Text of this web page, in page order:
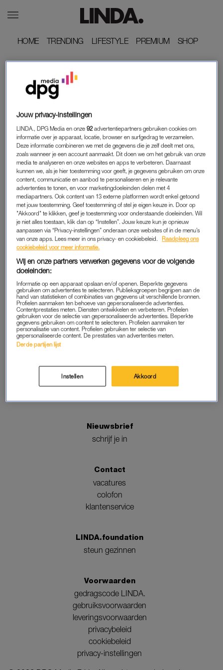
HOME
HOME TRENDING
TRENDING LIFESTYLE
LIFESTYLE PREMIUM
PREMIUM SHOP
SHOP
Bestelhierde nieuwste LINDA. (gratis thuisbezorgd)
Je kunt nummers van LINDA. en de LINDA. specials tot
maximaal een jaar na verschijningsdatum nabestellen.
Je kunt ook contact opnemen met de LINDA.
klantenservice via:
020 – 808 87 24 (maandag-vrijdag tussen 09.00 en 18.00).
Nog dieper graven in het archief?
Nummers die ouder dan een jaar zijn kan je nabestellen
door contact op te nemen metmarketingservice@linda.nl
Deze service geldt zolang de voorraad strekt.
Volg ons
Nieuwsbrief
schrijf je in
Contact
vacatures
colofon
klantenservice
LINDA.foundation
steun gezinnen
Voorwaarden
gedragscode LINDA.
gebruiksvoorwaarden
leveringsvoorwaarden
privacybeleid
cookiebeleid
privacy-instellingen
Jouw privacy-instellingen
LINDA., DPG Media en onze92 advertentiepartners gebruiken cookies om
informatie over je apparaat, locatie, browser en surfgedrag te verzamelen.
Deze informatie combineren we met de gegevens die je zelf deelt met ons,
zoals wanneer je een account aanmaakt. Dit doen we om het gebruik van onze
media te analyseren en onze websites en apps te verbeteren. Daarnaast
kunnen we, als je hier toestemming voor geeft, je gegevens gebruiken om onze
content, communicatie en aanbod te personaliseren en je relevante
advertenties te tonen, en voor marketingdoeleinden delen met 4
mediapartners. Ook content van 13 externe platformen wordt enkel getoond
met jouw toestemming. Geef toestemming of stel je eigen keuze in. Door op
"Akkoord" te klikken, geef je toestemming voor onderstaande doeleinden. Wil
je niet alles toestaan, klik dan op “Instellen”. Jouw keuze kun je opnieuw
aanpassen via “Privacy-instellingen” onderaan onze websites of in de menu’s
van onze apps. Lees meer in ons privacy- en cookiebeleid.
Raadpleeg ons
cookiebeleid voor meer informatie.
Wij en onze partners verwerken gegevens voor de volgende
doeleinden:
Informatie op een apparaat opslaan en/of openen. Beperkte gegevens
gebruiken om advertenties te selecteren. Publieksgroepen begrijpen aan de
hand van statistieken of combinaties van gegevens uit verschillende bronnen.
Profielen aanmaken ten behoeve van gepersonaliseerde advertenties.
Contentprestaties meten. Diensten ontwikkelen en verbeteren. Profielen
gebruiken voor de selectie van gepersonaliseerde advertenties. Beperkte
gegevens gebruiken om content te selecteren. Profielen aanmaken ter
personalisatie van content. Profielen gebruiken ter selectie van
gepersonaliseerde content. De prestaties van advertenties meten.
Derde partijen lijst
Instellen Akkoord